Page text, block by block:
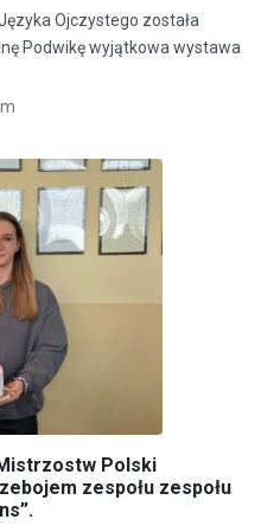
Ojczystego została
Podwikę wyjątkowa wystawa
Polski
zespołu zespołu